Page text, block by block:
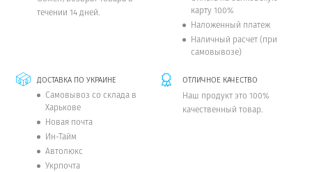
течении 14 дней.
карту 100%
Наложенный платеж
Наличный расчет (при
самовывозе)
ДОСТАВКА ПО УКРАИНЕ
Самовывоз со склада в
Харькове
Новая почта
Ин-Тайм
Автолюкс
Укрпочта
ОТЛИЧНОЕ КАЧЕСТВО
Наш продукт это 100%
качественный товар.